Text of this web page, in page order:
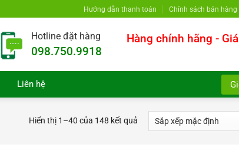
Hướng dẫn thanh toán Chính sách bán hàng
Hotline đặt hàng
098.750.9918
Hàng chính hãng -
Liên hệ
Hiển thị 1–40 của 148 kết quả